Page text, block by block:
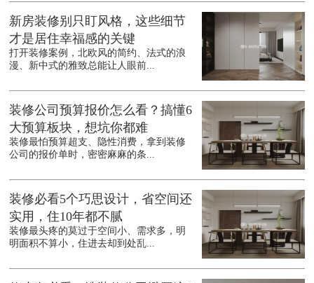
新房装修别只盯风格，这些细节
才是居住幸福感的关键
打开装修案例，北欧风的简约、法式的浪
漫、新中式的雅致总能让人眼前...
装修公司预算报价怎么看？搞懂6
大预算板块，想坑你都难
装修最怕预算超支、隐性消费，拿到装修
公司的报价单时，密密麻麻的条...
装修必看5个巧思设计，省空间还
实用，住10年都不腻
装修最头疼的莫过于空间小、需求多，明
明面积不算小，住进去却到处乱...